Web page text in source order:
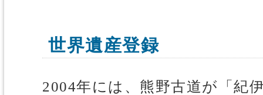
世界遺産登録
2004年には、熊野古道が「紀